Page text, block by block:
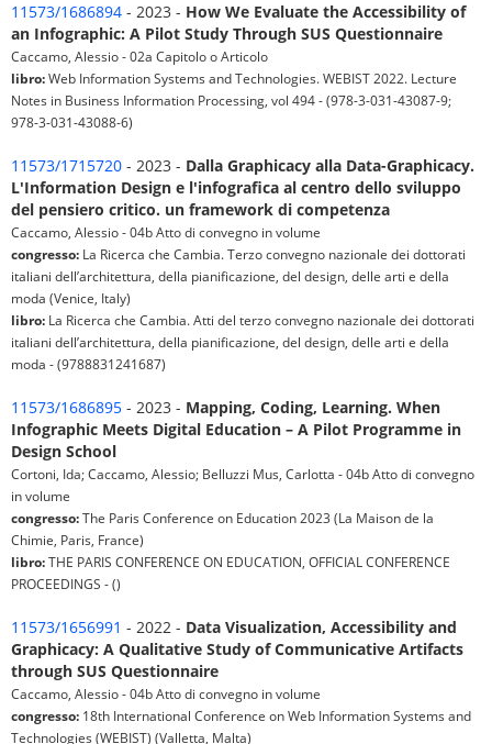
11573/1686894 - 2023 - How We Evaluate the Accessibility of
an Infographic: A Pilot Study Through SUS Questionnaire
Caccamo, Alessio - 02a Capitolo o Articolo
libro:Web Information Systems and Technologies. WEBIST 2022. Lecture
Notes in Business Information Processing, vol 494 - (978-3-031-43087-9;
978-3-031-43088-6)
11573/1715720 - 2023 - Dalla Graphicacy alla Data-Graphicacy.
L'Information Design e l'infografica al centro dello sviluppo
del pensiero critico. un framework di competenza
Caccamo, Alessio - 04b Atto di convegno in volume
congresso: La Ricerca che Cambia. Terzo convegno nazionale dei dottorati
italiani dell’architettura, della pianificazione, del design, delle arti e della
moda (Venice, Italy)
libro: La Ricerca che Cambia. Atti del terzo convegno nazionale dei dottorati
italiani dell’architettura, della pianificazione, del design, delle arti e della
moda - (9788831241687)
11573/1686895 - 2023 - Mapping, Coding, Learning. When
Infographic Meets Digital Education – A Pilot Programme in
Design School
Cortoni, Ida; Caccamo, Alessio; Belluzzi Mus, Carlotta - 04b Atto di convegno
in volume
congresso:The Paris Conference on Education 2023 (La Maison de la
Chimie, Paris, France)
libro:THE PARIS CONFERENCE ON EDUCATION, OFFICIAL CONFERENCE
PROCEEDINGS - ()
11573/1656991 - 2022 - Data Visualization, Accessibility and
Graphicacy: A Qualitative Study of Communicative Artifacts
through SUS Questionnaire
Caccamo, Alessio - 04b Atto di convegno in volume
congresso: 18th International Conference on Web Information Systems and
Technologies (WEBIST) (Valletta, Malta)